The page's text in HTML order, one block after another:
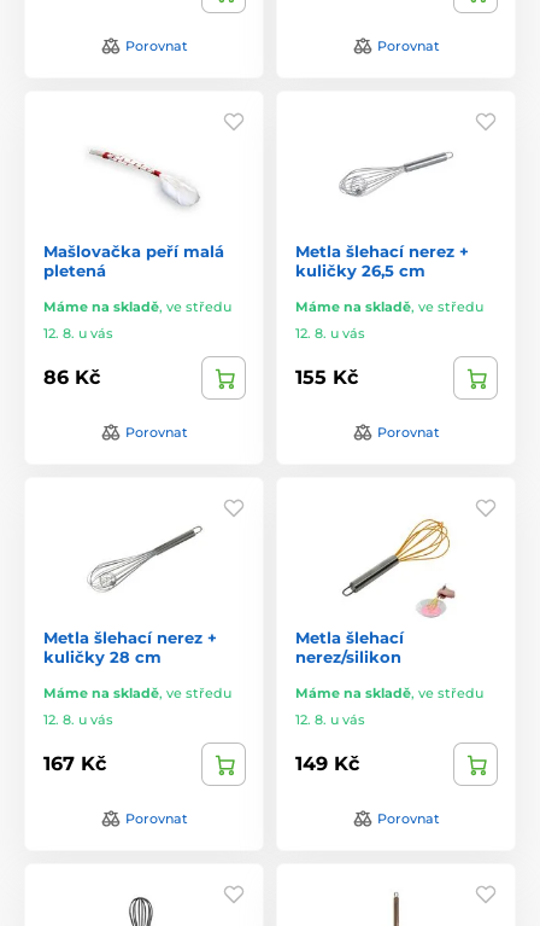
Porovnat Porovnat
Mašlovačka peří malá
pletená
Máme na skladě, ve středu
12. 8. u vás
86 Kč
Porovnat
Metla šlehací nerez +
kuličky 26,5 cm
Máme na skladě, ve středu
12. 8. u vás
155 Kč
Porovnat
Metla šlehací nerez +
kuličky 28 cm
Máme na skladě, ve středu
12. 8. u vás
167 Kč
Porovnat
Metla šlehací
nerez/silikon
Máme na skladě, ve středu
12. 8. u vás
149 Kč
Porovnat